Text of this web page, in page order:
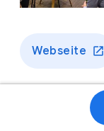
Webseite